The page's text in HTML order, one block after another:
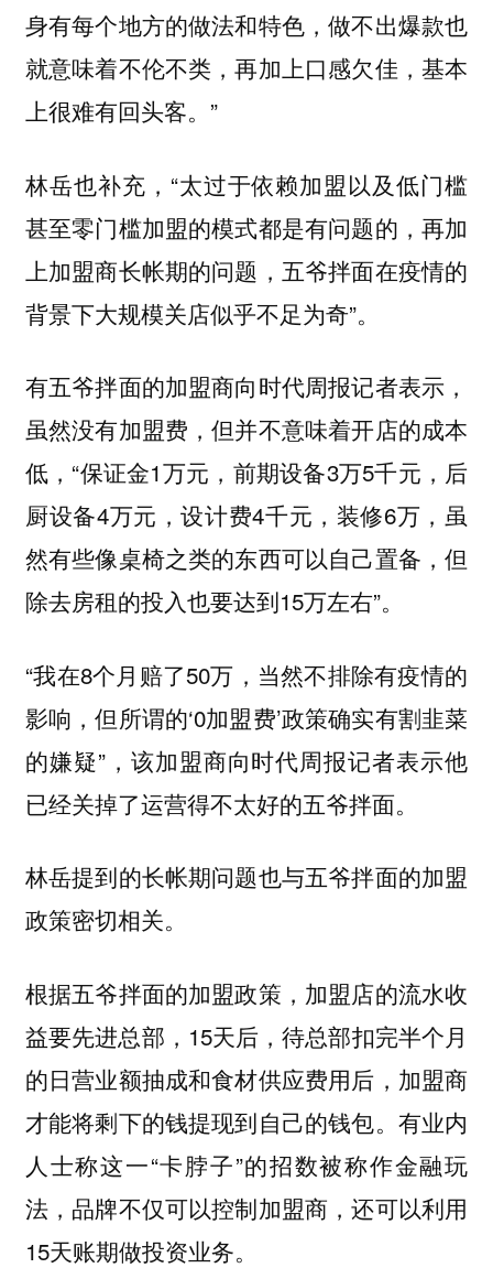
身有每个地方的做法和特色，做不出爆款也
就意味着不伦不类，再加上口感欠佳，基本
上很难有回头客。”
林岳也补充，“太过于依赖加盟以及低门槛
甚至零门槛加盟的模式都是有问题的，再加
上加盟商长帐期的问题，五爷拌面在疫情的
背景下大规模关店似乎不足为奇”。
有五爷拌面的加盟商向时代周报记者表示，
虽然没有加盟费，但并不意味着开店的成本
低，“保证金1万元，前期设备3万5千元，后
厨设备4万元，设计费4千元，装修6万，虽
然有些像桌椅之类的东西可以自己置备，但
除去房租的投入也要达到15万左右”。
“我在8个月赔了50万，当然不排除有疫情的
影响，但所谓的‘0加盟费’政策确实有割韭菜
的嫌疑”，该加盟商向时代周报记者表示他
已经关掉了运营得不太好的五爷拌面。
林岳提到的长帐期问题也与五爷拌面的加盟
政策密切相关。
根据五爷拌面的加盟政策，加盟店的流水收
益要先进总部，15天后，待总部扣完半个月
的日营业额抽成和食材供应费用后，加盟商
才能将剩下的钱提现到自己的钱包。有业内
人士称这一“卡脖子”的招数被称作金融玩
法，品牌不仅可以控制加盟商，还可以利用
15天账期做投资业务。